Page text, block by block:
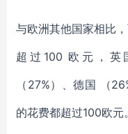
与欧洲其他国家相比
超过100 欧元，英
（27%）、德国 （
的花费都超过100欧元。